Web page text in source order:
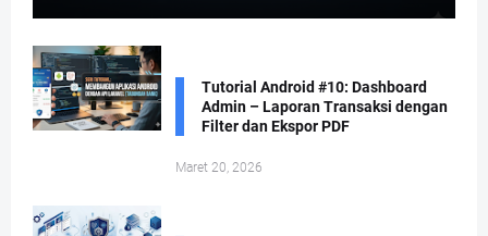
Tutorial Android #10: Dashboard
Admin – Laporan Transaksi dengan
Filter dan Ekspor PDF
Maret 20, 2026